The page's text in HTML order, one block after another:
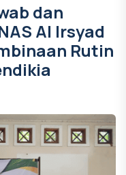
dan
Al Irsyad
Rutin